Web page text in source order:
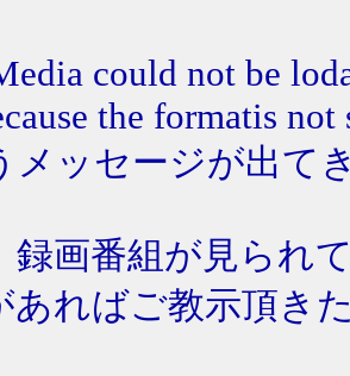
could not be
the formatis not
メッセージが出て
録画番組が見られ
あればご教示頂き